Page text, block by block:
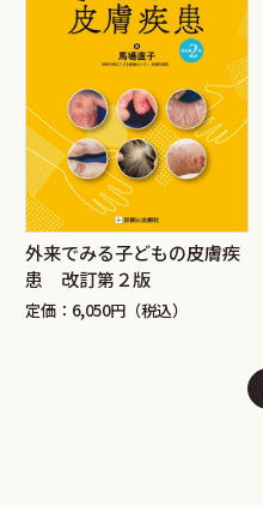
外来でみる子どもの皮膚疾
患 改訂第２版
定価：6,050円（税込）